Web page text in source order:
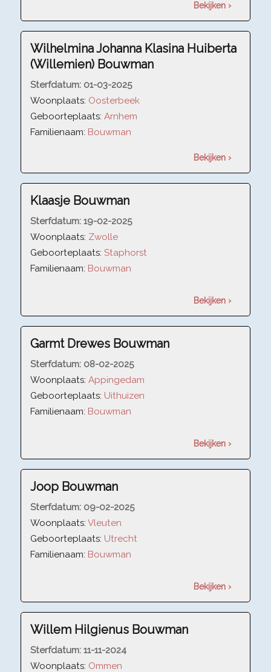
Bekijken ›
Wilhelmina Johanna Klasina Huiberta
(Willemien) Bouwman
Sterfdatum: 01-03-2025
Woonplaats: Oosterbeek
Geboorteplaats: Arnhem
Familienaam: Bouwman
Bekijken ›
Klaasje Bouwman
Sterfdatum: 19-02-2025
Woonplaats: Zwolle
Geboorteplaats: Staphorst
Familienaam: Bouwman
Bekijken ›
Garmt Drewes Bouwman
Sterfdatum: 08-02-2025
Woonplaats: Appingedam
Geboorteplaats: Uithuizen
Familienaam: Bouwman
Bekijken ›
Joop Bouwman
Sterfdatum: 09-02-2025
Woonplaats: Vleuten
Geboorteplaats: Utrecht
Familienaam: Bouwman
Bekijken ›
Willem Hilgienus Bouwman
Sterfdatum: 11-11-2024
Woonplaats: Ommen